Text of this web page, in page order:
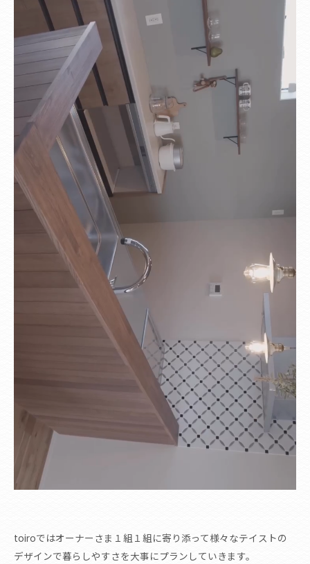
toiroではオーナーさま１組１組に寄り添って様々なテイストの
デザインで暮らしやすさを大事にプランしていきます。